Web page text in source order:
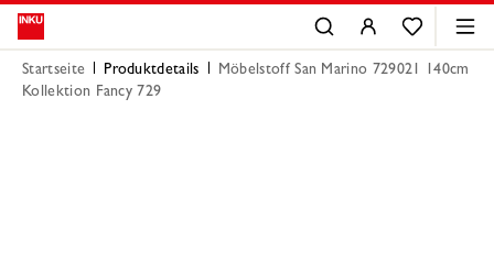
Startseite Produktdetails
Möbelstoff San Marino 729021 140cm
Kollektion Fancy 729